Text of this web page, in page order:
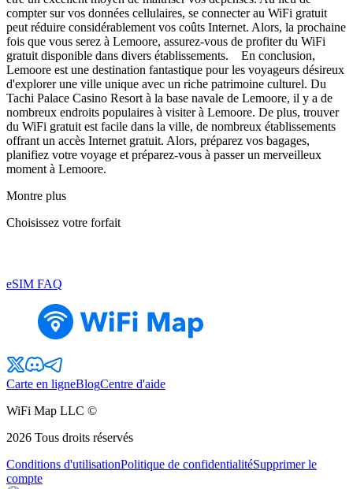
compter sur vos données cellulaires, se connecter au WiFi gratuit
peut réduire considérablement vos coûts Internet. Alors, la prochaine
fois que vous serez à Lemoore, assurez-vous de profiter du WiFi
gratuit disponible dans divers établissements. En conclusion,
Lemoore est une destination fantastique pour les voyageurs désireux
d'explorer une ville unique avec un riche patrimoine culturel. Du
Tachi Palace Casino Resort à la base navale de Lemoore, il y a de
nombreux endroits populaires à visiter à Lemoore. De plus, trouver
du WiFi gratuit est facile dans la ville, de nombreux établissements
offrant un accès Internet gratuit. Alors, préparez vos bagages,
planifiez votre voyage et préparez-vous à passer un merveilleux
moment à Lemoore.
Montre plus
Choisissez votre forfait
eSIM FAQ
Carte en ligneBlogCentre d'aide
WiFi Map LLC ©
2026 Tous droits réservés
Conditions d'utilisationPolitique de confidentialitéSupprimer le
compte